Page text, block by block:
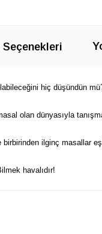
Seçenekleri
hiç düşündün
olan dünyasıyla
birbirinden ilginç masallar
havalıdır!